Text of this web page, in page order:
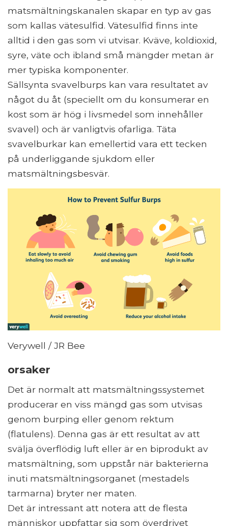
matsmältningskanalen skapar en typ av gas
som kallas vätesulfid. Vätesulfid finns inte
alltid i den gas som vi utvisar. Kväve, koldioxid,
syre, väte och ibland små mängder metan är
mer typiska komponenter.
Sällsynta svavelburps kan vara resultatet av
något du åt (speciellt om du konsumerar en
kost som är hög i livsmedel som innehåller
svavel) och är vanligtvis ofarliga. Täta
svavelburkar kan emellertid vara ett tecken
på underliggande sjukdom eller
matsmältningsbesvär.
Verywell / JR Bee
orsaker
Det är normalt att matsmältningssystemet
producerar en viss mängd gas som utvisas
genom burping eller genom rektum
(flatulens). Denna gas är ett resultat av att
svälja överflödig luft eller är en biprodukt av
matsmältning, som uppstår när bakterierna
inuti matsmältningsorganet (mestadels
tarmarna) bryter ner maten.
Det är intressant att notera att de flesta
människor uppfattar sig som överdrivet